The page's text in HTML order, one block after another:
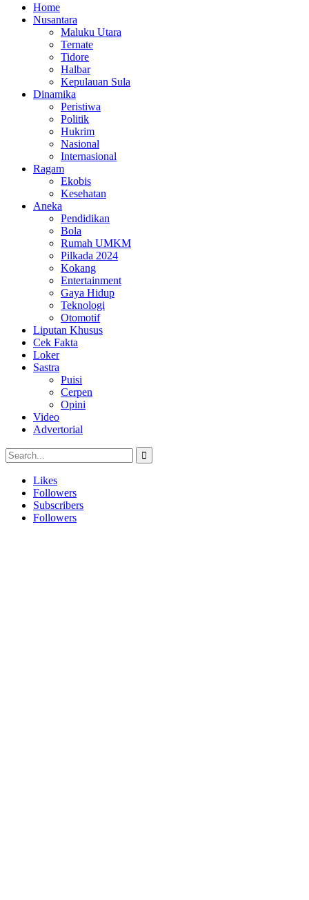
Home
Nusantara
Maluku Utara
Ternate
Tidore
Halbar
Kepulauan Sula
Dinamika
Peristiwa
Politik
Hukrim
Nasional
Internasional
Ragam
Ekobis
Kesehatan
Aneka
Pendidikan
Bola
Rumah UMKM
Pilkada 2024
Kokang
Entertainment
Gaya Hidup
Teknologi
Otomotif
Liputan Khusus
Cek Fakta
Loker
Sastra
Puisi
Cerpen
Opini
Video
Advertorial
Likes
Followers
Subscribers
Followers